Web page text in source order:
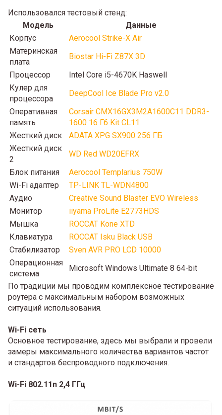
Использовался тестовый стенд:
Модель
Данные
Корпус
Aerocool Strike-X Air
Материнская
плата
Biostar Hi-Fi Z87X 3D
Процессор
Intel Core i5-4670K Haswell
Кулер для
процессора
DeepCool Ice Blade Pro v2.0
Оперативная
память
Corsair CMX16GX3M2A1600C11 DDR3-
1600 16 Гб Kit CL11
Жесткий диск
ADATA XPG SX900 256 ГБ
Жесткий диск
2
WD Red WD20EFRX
Блок питания
Aerocool Templarius 750W
Wi-Fi адаптер
TP-LINK TL-WDN4800
Аудио
Creative Sound Blaster EVO Wireless
Монитор
iiyama ProLite E2773HDS
Мышка
ROCCAT Kone XTD
Клавиатура
ROCCAT Isku Black USB
Стабилизатор
Sven AVR PRO LCD 10000
Операционная
система
Microsoft Windows Ultimate 8 64-bit
По традиции мы проводим комплексное тестирование
роутера с максимальным набором возможных
ситуаций использования.
Wi-Fi сеть
Основное тестирование, здесь мы выбрали и провели
замеры максимального количества вариантов частот
и стандартов беспроводного подключения.
Wi-Fi 802.11n 2,4 ГГц